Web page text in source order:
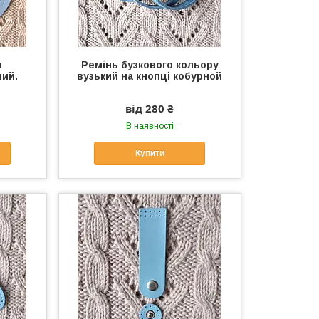
Ремінь бузкового кольору
вузький на кнопці кобурной
від 280 ₴
В наявності
Купити